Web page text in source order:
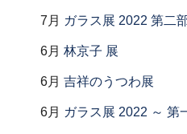
7月 ガラス展 2022 第二
6月 林京子 展
6月 吉祥のうつわ展
6月 ガラス展 2022 ～ 第